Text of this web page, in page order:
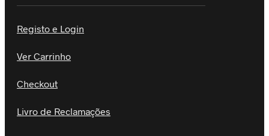
Registo e Login
Ver Carrinho
Checkout
Livro de Reclamações